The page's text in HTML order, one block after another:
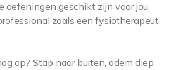
oefeningen geschikt zijn voor jou,
zoals een fysiotherapeut
op? Stap naar buiten, adem diep